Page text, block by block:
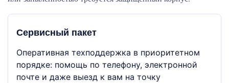
Сервисный пакет
Оперативная техподдержка в приоритетном
порядке: помощь по телефону, электронной
почте и даже выезд к вам на точку